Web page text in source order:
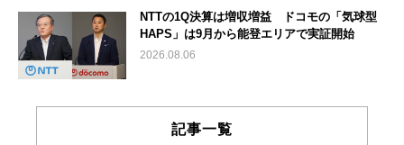
NTTの1Q決算は増収増益 ドコモの「気球型
HAPS」は9月から能登エリアで実証開始
2026.08.06
記事一覧